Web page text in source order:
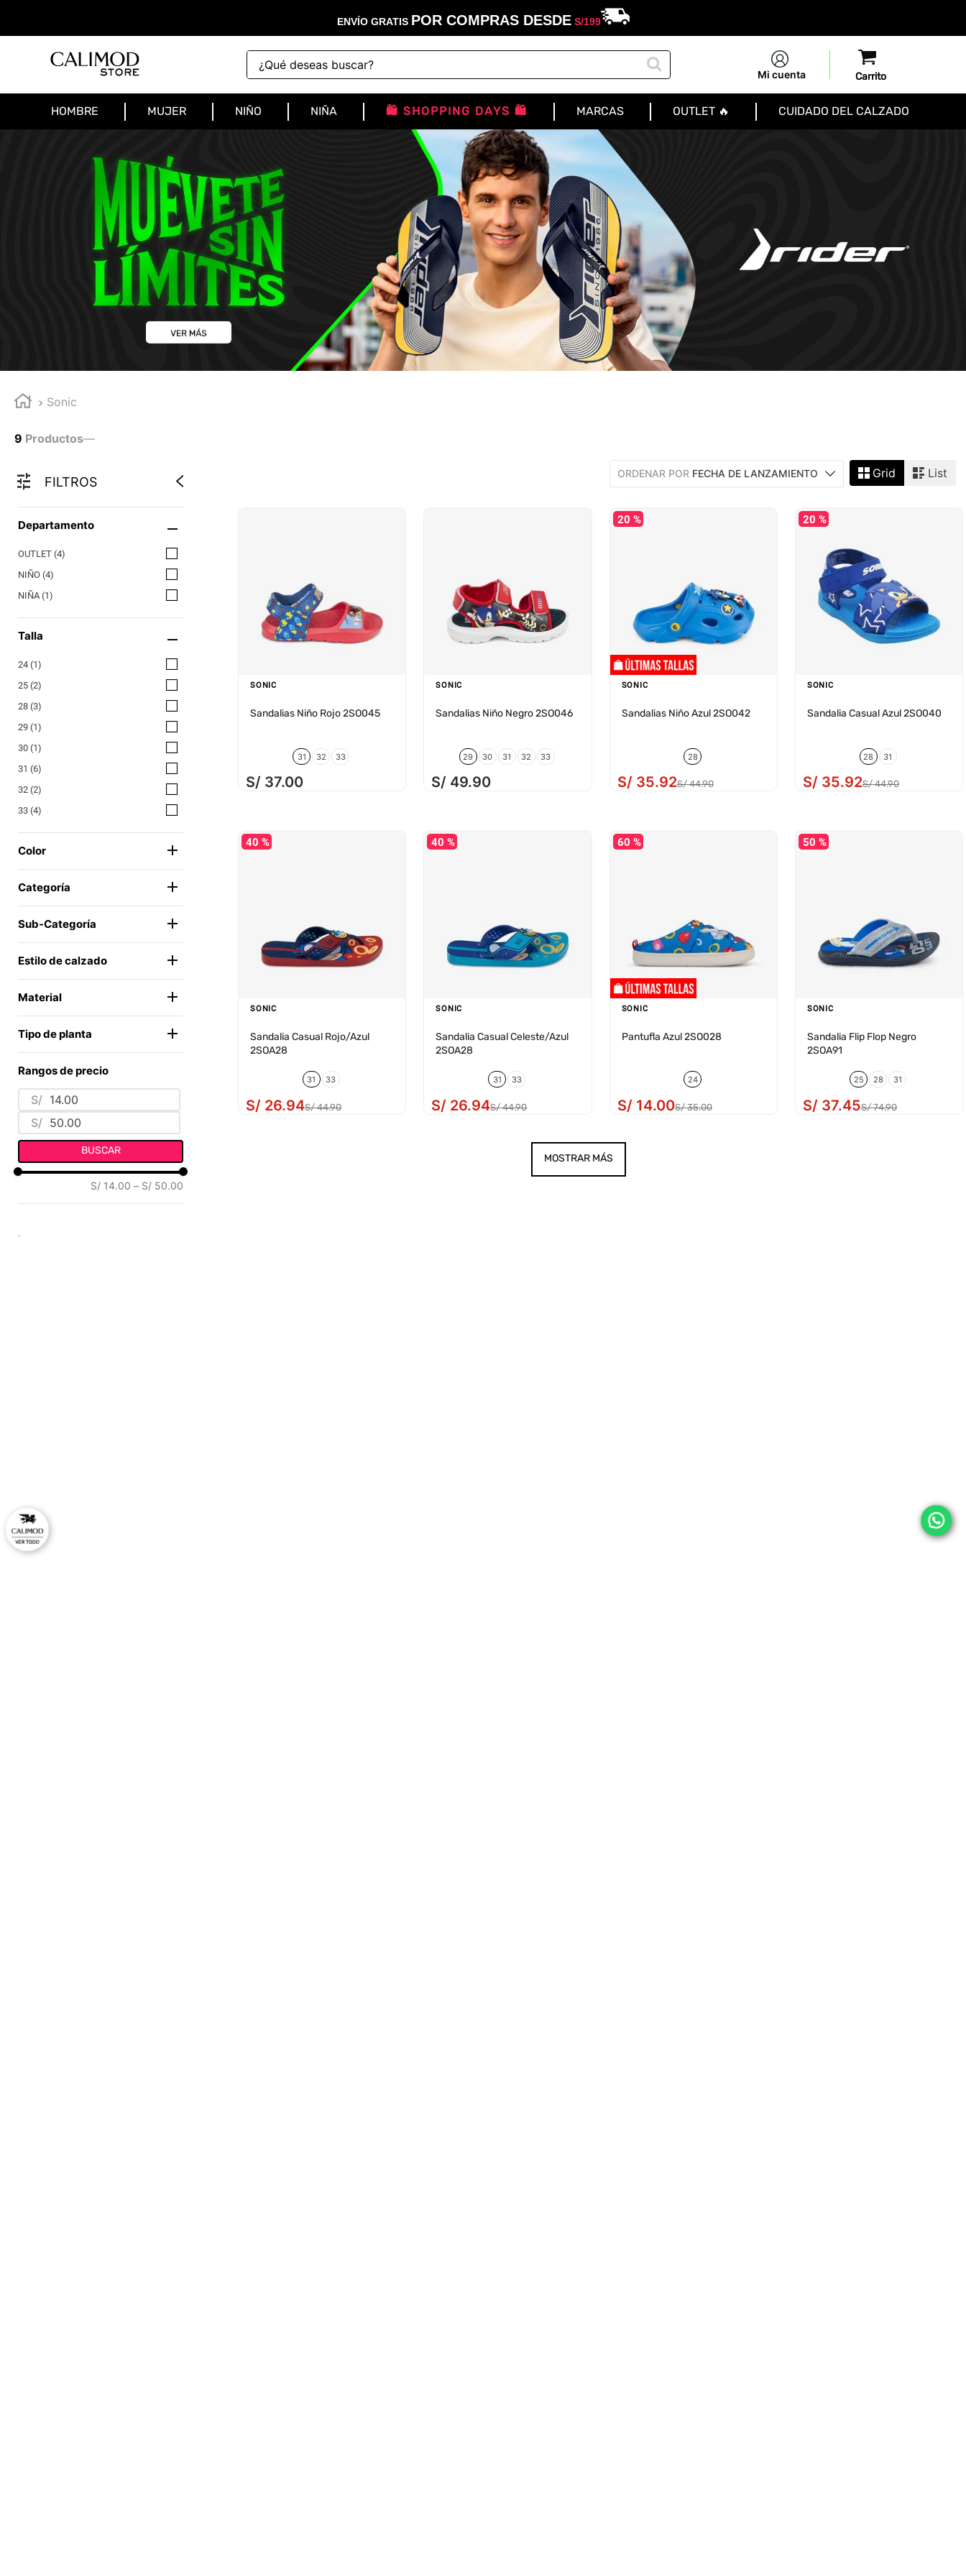
ENVÍO GRATIS POR COMPRAS DESDES/199
¿Qué deseas buscar?
Mi cuenta
HOMBRE MUJER NIÑO NIÑA 🛍️ SHOPPING DAYS 🛍️ MARCAS OUTLET 🔥 CUIDADO DEL CALZADO
Sonic
9 Productos—
FILTROS
Departamento
OUTLET (4)
NIÑO (4)
NIÑA (1)
Categoría
Sub-Categoría
Color
NEGRO (2)
ROJO (2)
Estilo de calzado
Material
Talla
24 (1)
25 (2)
28 (3)
29 (1)
30 (1)
31 (6)
32 (2)
33 (4)
Tipo de planta
Rangos de precio
S/
S/
BUSCAR
S/ 14.00 – S/ 50.00
.
ORDENAR POR FECHA DE LANZAMIENTO Grid List
SONIC
Sandalias Niño Rojo 2SO045
31 32 33
S/ 37.00
SONIC
Sandalias Niño Negro 2SO046
29 30 31 32 33
S/ 49.90
20 %
SONIC
Sandalias Niño Azul 2SO042
28
S/ 35.92S/ 44.90
20 %
SONIC
Sandalia Casual Azul 2SO040
28 31
S/ 35.92S/ 44.90
40 %
SONIC
Sandalia Casual Rojo/Azul
2SOA28
31 33
S/ 26.94S/ 44.90
40 %
SONIC
Sandalia Casual Celeste/Azul
2SOA28
31 33
S/ 26.94S/ 44.90
60 %
SONIC
Pantufla Azul 2SO028
24
S/ 14.00S/ 35.00
50 %
SONIC
Sandalia Flip Flop Negro
2SOA91
25 28 31
S/ 37.45S/ 74.90
MOSTRAR MÁS